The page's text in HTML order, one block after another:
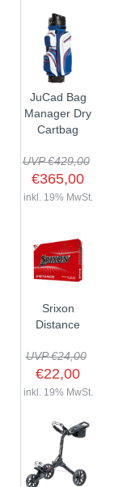
JuCad Bag
Manager Dry
Cartbag
UVP €429,00
€365,00
inkl. 19% MwSt.
Srixon
Distance
UVP €24,00
€22,00
inkl. 19% MwSt.